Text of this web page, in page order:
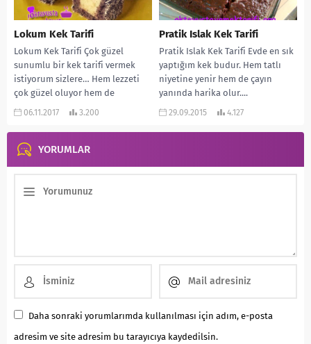
Lokum Kek Tarifi
Lokum Kek Tarifi Çok güzel
sunumlu bir kek tarifi vermek
istiyorum sizlere… Hem lezzeti
çok güzel oluyor hem de
dediğim...
06.11.2017 3.200
Pratik Islak Kek Tarifi
Pratik Islak Kek Tarifi Evde en sık
yaptığım kek budur. Hem tatlı
niyetine yenir hem de çayın
yanında harika olur....
29.09.2015 4.127
YORUMLAR
Daha sonraki yorumlarımda kullanılması için adım, e-posta
adresim ve site adresim bu tarayıcıya kaydedilsin.